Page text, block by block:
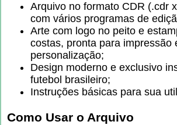
Arquivo no formato CDR (.cdr
com vários programas de
Arte com logo no peito e
costas, pronta para impressão
personalização;
Design moderno e exclusivo
futebol brasileiro;
Instruções básicas para sua
Como Usar o Arquivo